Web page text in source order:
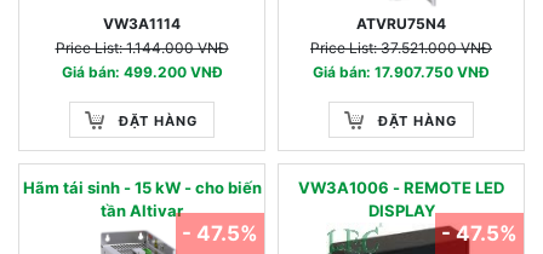
VW3A1114
Price List: 1.144.000 VNĐ
Giá bán: 499.200 VNĐ
ĐẶT HÀNG
ATVRU75N4
Price List: 37.521.000 VNĐ
Giá bán: 17.907.750 VNĐ
ĐẶT HÀNG
Hãm tái sinh - 15 kW - cho biến
tần Altivar
- 47.5%
VW3A1006 - REMOTE LED
DISPLAY
- 47.5%